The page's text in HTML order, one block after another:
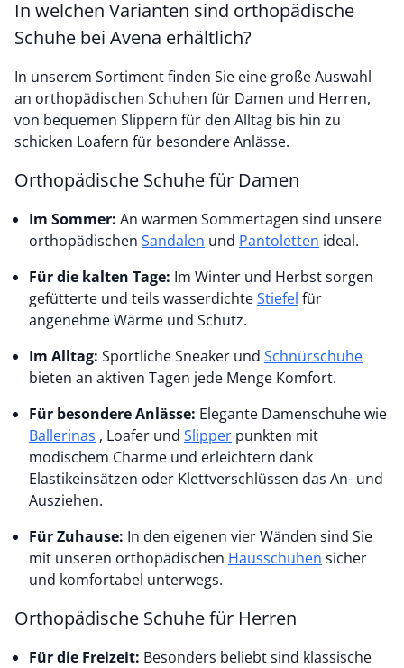
In welchen Varianten sind orthopädische
Schuhe bei Avena erhältlich?
In unserem Sortiment finden Sie eine große Auswahl
an orthopädischen Schuhen für Damen und Herren,
von bequemen Slippern für den Alltag bis hin zu
schicken Loafern für besondere Anlässe.
Orthopädische Schuhe für Damen
Im Sommer:
orthopädischen Sandalen und Pantoletten ideal.
Für die kalten Tage:
gefütterte und teils wasserdichteStiefel
angenehme Wärme und Schutz.
Im Alltag: Sportliche Sneaker und Schnürschuhe
bieten an aktiven Tagen jede Menge Komfort.
Für besondere Anlässe: Elegante Damenschuhe wie
Ballerinas , Loafer und Slipper
modischem Charme und erleichtern dank
Elastikeinsätzen oder Klettverschlüssen das An- und
Ausziehen.
Für Zuhause:
mit unseren orthopädischen Hausschuhen
und komfortabel unterwegs.
Orthopädische Schuhe für Herren
Für die Freizeit: Besonders beliebt sind klassische